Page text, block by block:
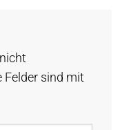
Felder sind mit